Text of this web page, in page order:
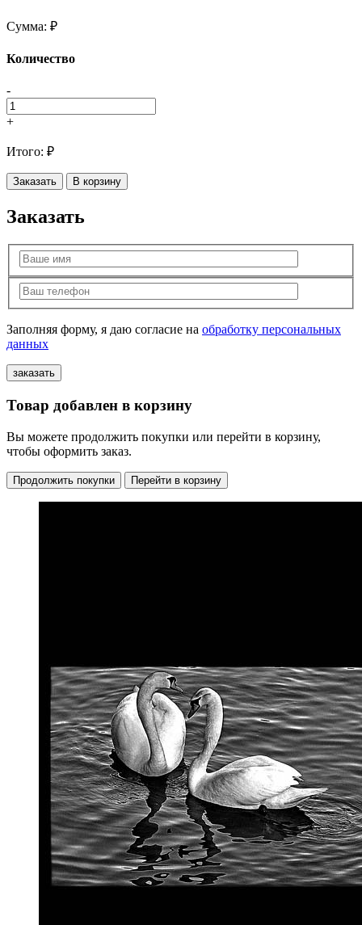
Сумма: ₽
Количество
-
+
Итого: ₽
Заказать В корзину
Заказать
Заполняя форму, я даю согласие на обработку персональных
данных
Товар добавлен в корзину
Вы можете продолжить покупки или перейти в корзину,
чтобы оформить заказ.
Продолжить покупки Перейти в корзину